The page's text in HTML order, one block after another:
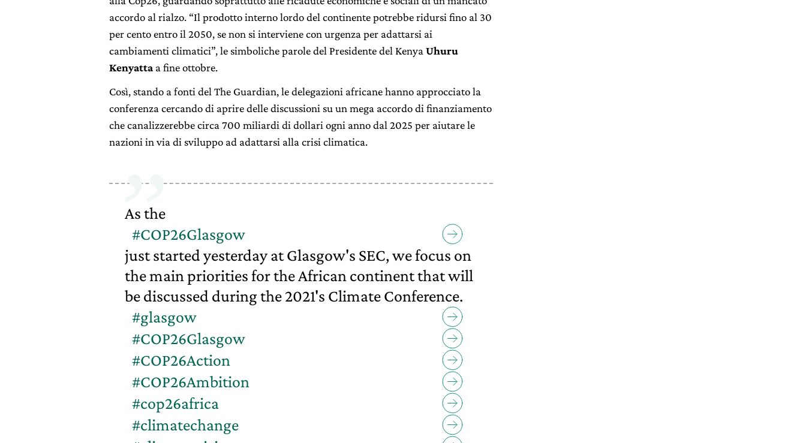
accordo al rialzo. “Il prodotto interno lordo del continente potrebbe ridursi fino al 30
per cento entro il 2050, se non si interviene con urgenza per adattarsi ai
cambiamenti climatici”, le simboliche parole del Presidente del Kenya Uhuru
Kenyatta a fine ottobre.
Così, stando a fonti del The Guardian, le delegazioni africane hanno approcciato la
conferenza cercando di apriredellediscussioni su un mega accordo di finanziamento
che canalizzerebbe circa 700 miliardi di dollari ogni anno dal 2025 per aiutare le
nazioni in via di sviluppo ad adattarsi alla crisi climatica.
As the
#COP26Glasgow
just started yesterday at Glasgow's SEC, we focus on
the main priorities for the African continent that will
be discussed during the 2021's Climate Conference.
#glasgow
#COP26Glasgow
#COP26Action
#COP26Ambition
#cop26africa
#climatechange